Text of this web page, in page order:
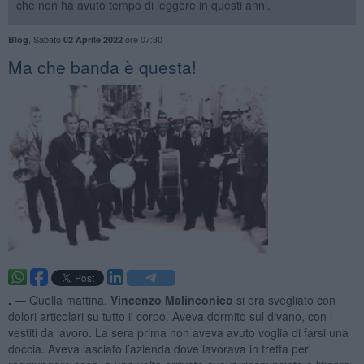
che non ha avuto tempo di leggere in questi anni.
Blog Sabato 02 Aprile 2022ore 07:30
Ma che banda è questa!
. — Quella mattina, Vincenzo Malinconico si era svegliato con
dolori articolari su tutto il corpo. Aveva dormito sul divano, con i
vestiti da lavoro. La sera prima non aveva avuto voglia di farsi una
doccia. Aveva lasciato l’azienda dove lavorava in fretta per